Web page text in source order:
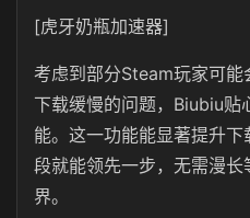
[虎牙奶瓶加速器]
考虑到部分Steam玩家可能
下载缓慢的问题，Biubiu贴
能。这一功能能显著提升
段就能领先一步，无需漫
界。